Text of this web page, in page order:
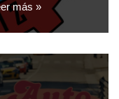
más »